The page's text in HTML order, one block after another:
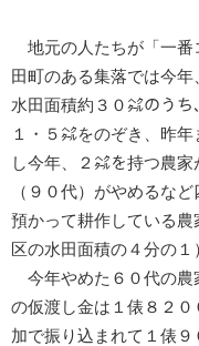
地元の人たちが「一番
田町のある集落では今
水田面積約３０㌶のう
１・５㌶をのぞき、昨
し今年、２㌶を持つ農
（９０代）がやめるな
預かって耕作している
区の水田面積の４分の１
今年やめた６０代の農
の仮渡し金は１俵８２
加で振り込まれて１俵